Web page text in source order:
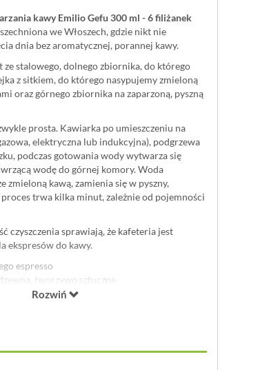
kawy Emilio Gefu 300 ml - 6 filiżanek
we Włoszech, gdzie nikt nie
dnia bez aromatycznej, porannej kawy.
ze stalowego, dolnego zbiornika, do którego
z sitkiem, do którego nasypujemy zmieloną
oraz górnego zbiornika na zaparzoną, pyszną
prosta. Kawiarka po umieszczeniu na
elektryczna lub indukcyjna), podgrzewa
podczas gotowania wody wytwarza się
wodę do górnej komory. Woda
zmieloną kawą, zamienia się w pyszny,
trwa kilka minut, zależnie od pojemności
czyszczenia sprawiają, że kafeteria jest
ekspresów do kawy.
espresso
tworzywo sztuczne
ceramiczne, elektryczne, gazowe i indukcyjne
Rozwiń